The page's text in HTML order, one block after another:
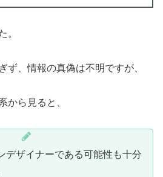
。
ず、情報の真偽は不明ですが、
から見ると、
デザイナーである可能性も十分